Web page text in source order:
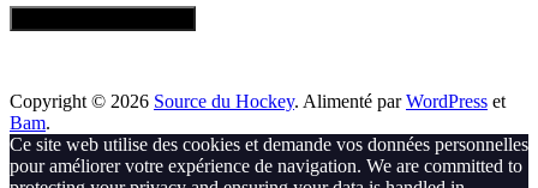
Copyright © 2026 Source du Hockey. Alimenté parWordPress et
Bam.
Ce site web utilise des cookies et demande vos données personnelles
pour améliorer votre expérience de navigation. We are committed to